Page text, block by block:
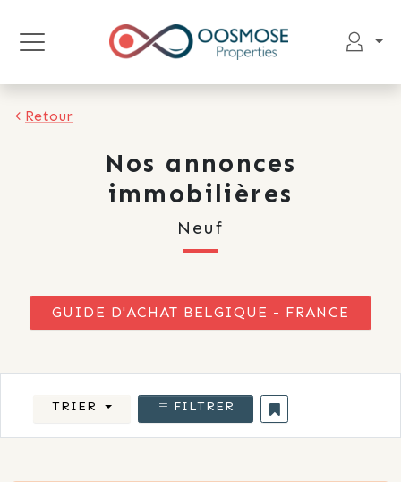
Retour
Nos annonces
immobilières
Neuf
GUIDE D'ACHAT BELGIQUE - FRANCE
TRIER FILTRER